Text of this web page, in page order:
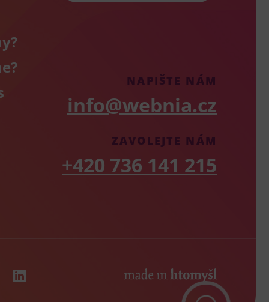
NAPIŠTE NÁM
info@webnia.cz
ZAVOLEJTE NÁM
+420 736 141 215